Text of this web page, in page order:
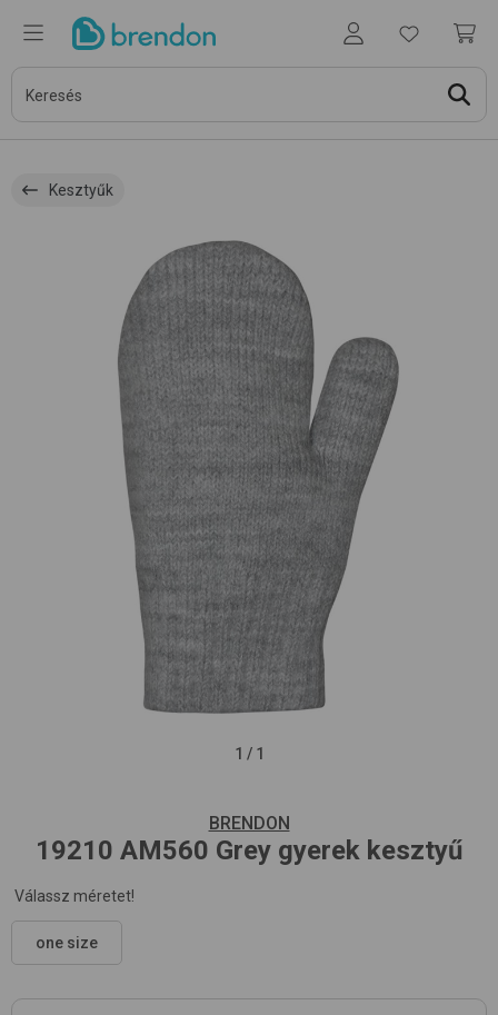
Kesztyűk
1 / 1
BRENDON
19210 AM560 Grey gyerek kesztyű
Válassz méretet!
one size